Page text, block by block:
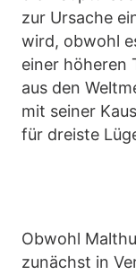
zur Ursache
wird, obwohl
einer höheren
aus den
mit seiner
für dreiste
Obwohl
zunächst in